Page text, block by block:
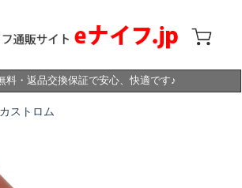
料・返品交換保証で安心、快適です♪
ストロム